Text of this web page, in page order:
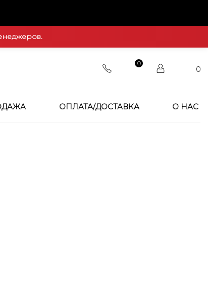
0
0
ОПЛАТА/ДОСТАВКА О НАС